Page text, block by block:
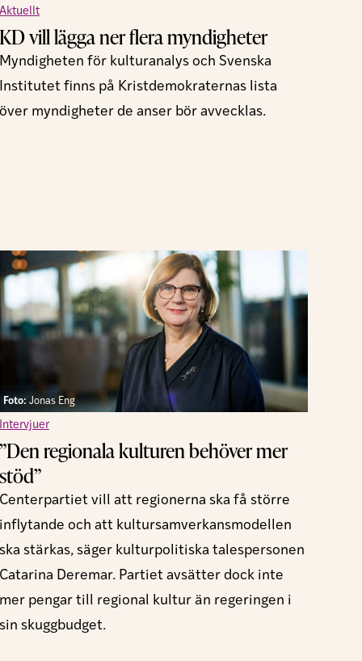
Aktuellt
KD vill lägga ner flera myndigheter
Myndigheten för kulturanalys och Svenska
Institutet finns på Kristdemokraternas lista
över myndigheter de anser bör avvecklas.
Foto: Jonas Eng
Intervjuer
”Den regionala kulturen behöver mer
stöd”
Centerpartiet vill att regionerna ska få större
inflytande och att kultursamverkansmodellen
ska stärkas, säger kulturpolitiska talespersonen
Catarina Deremar. Partiet avsätter dock inte
mer pengar till regional kultur än regeringen i
sin skuggbudget.